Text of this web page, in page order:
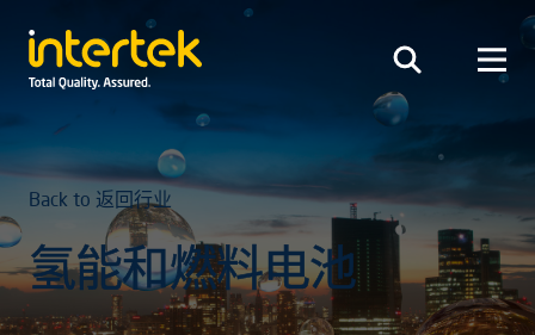
Back to 返回行业
氢能和燃料电池